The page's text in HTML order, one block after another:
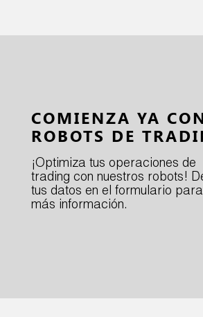
COMIENZA YA
ROBOTS DE
¡Optimiza tus operaciones de
trading con nuestros robots!
tus datos en el formulario para
más información.